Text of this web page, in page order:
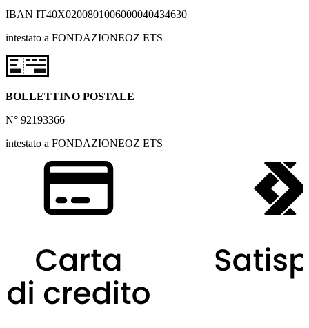
IBAN IT40X0200801006000040434630
intestato a FONDAZIONEOZ ETS
BOLLETTINO POSTALE
N° 92193366
intestato a FONDAZIONEOZ ETS